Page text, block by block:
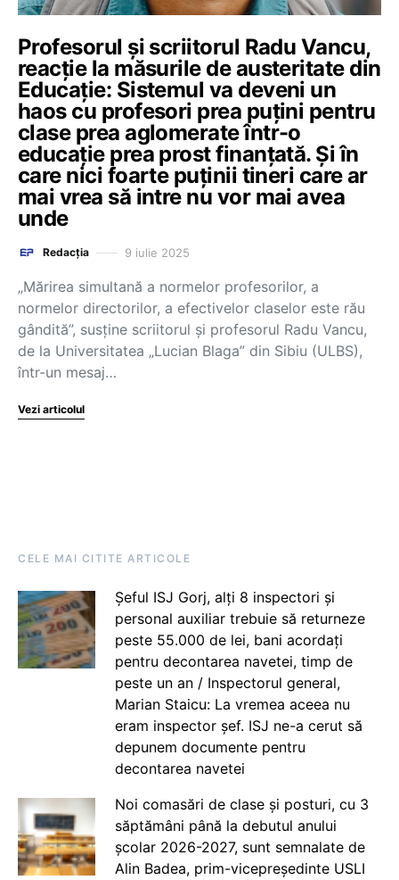
Profesorul și scriitorul Radu Vancu,
reacție la măsurile de austeritate din
Educație: Sistemul va deveni un
haos cu profesori prea puțini pentru
clase prea aglomerate într-o
educație prea prost finanțată. Și în
care nici foarte puținii tineri care ar
mai vrea să intre nu vor mai avea
unde
Redacția 9 iulie 2025
„Mărirea simultană a normelor profesorilor, a
normelor directorilor, a efectivelor claselor este rău
gândită”, susține scriitorul și profesorul Radu Vancu,
de la Universitatea „Lucian Blaga” din Sibiu (ULBS),
într-un mesaj…
Vezi articolul
CELE MAI CITITE ARTICOLE
Șeful ISJ Gorj, alți 8 inspectori și
personal auxiliar trebuie să returneze
peste 55.000 de lei, bani acordați
pentru decontarea navetei, timp de
peste un an / Inspectorul general,
Marian Staicu: La vremea aceea nu
eram inspector șef. ISJ ne-a cerut să
depunem documente pentru
decontarea navetei
Noi comasări de clase și posturi, cu 3
săptămâni până la debutul anului
școlar 2026-2027, sunt semnalate de
Alin Badea, prim-vicepreședinte USLI